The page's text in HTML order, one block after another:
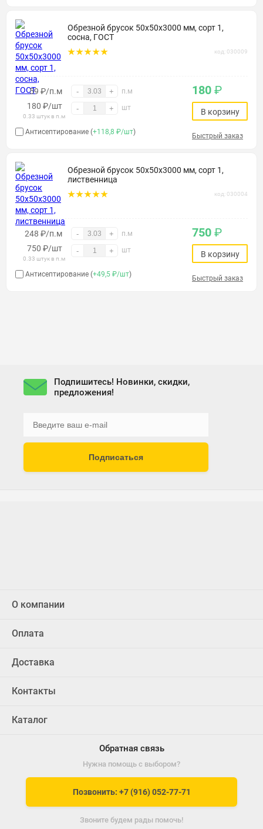
Обрезной брусок 50х50х3000 мм, сорт 1,
сосна, ГОСТ
код: 030009
59 ₽/п.м - + п.м
180 ₽/шт
0.33 штук в п.м
- + шт
180 ₽
Антисептирование (+118,8 ₽/шт)
В корзину
Быстрый заказ
Обрезной брусок 50х50х3000 мм, сорт 1,
лиственница
код: 030004
248 ₽/п.м - + п.м
750 ₽/шт
0.33 штук в п.м
- + шт
750 ₽
Антисептирование (+49,5 ₽/шт)
В корзину
Быстрый заказ
Подпишитесь! Новинки, скидки,
предложения!
Подписаться
О компании
Оплата
Доставка
Контакты
Каталог
Обратная связь
Нужна помощь с выбором?
Позвонить: +7 (916) 052-77-71
Звоните будем рады помочь!